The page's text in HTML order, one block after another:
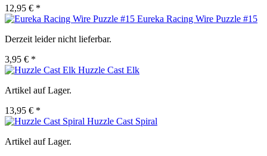
12,95 € *
Eureka Racing Wire Puzzle #15
Derzeit leider nicht lieferbar.
3,95 € *
Huzzle Cast Elk
Artikel auf Lager.
13,95 € *
Huzzle Cast Spiral
Artikel auf Lager.